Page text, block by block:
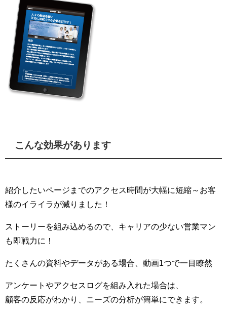
こんな効果があります
紹介したいページまでのアクセス時間が大幅に短縮～お客
様のイライラが減りました！
ストーリーを組み込めるので、キャリアの少ない営業マン
も即戦力に！
たくさんの資料やデータがある場合、動画1つで一目瞭然
アンケートやアクセスログを組み入れた場合は、
顧客の反応がわかり、ニーズの分析が簡単にできます。